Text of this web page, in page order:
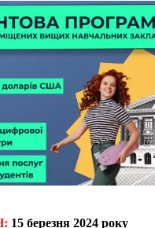
15 березня 2024 року